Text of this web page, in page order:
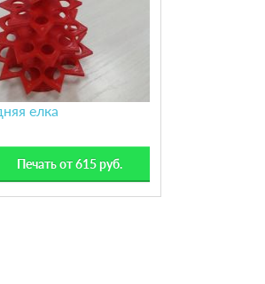
елка
Печать от 615 руб.